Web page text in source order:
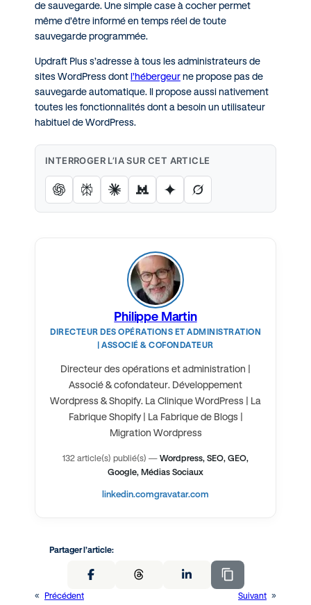
de sauvegarde. Une simple case à cocher permet
même d’être informé en temps réel de toute
sauvegarde programmée.
Updraft Plus s’adresse à tous les administrateurs de
sites WordPress dontl’hébergeurne propose pas de
sauvegarde automatique. Il propose aussi nativement
toutes les fonctionnalités dont a besoin un utilisateur
habituel de WordPress.
INTERROGER L’IA SUR CET ARTICLE
Philippe Martin
DIRECTEUR DES OPÉRATIONS ET ADMINISTRATION
| ASSOCIÉ & COFONDATEUR
Directeur des opérations et administration |
Associé & cofondateur. Développement
Wordpress & Shopify. La Clinique WordPress | La
Fabrique Shopify | La Fabrique de Blogs |
Migration Wordpress
132 article(s) publié(s) — Wordpress, SEO, GEO,
Google, Médias Sociaux
linkedin.comgravatar.com
Partager l’article:
« Précédent Suivant »